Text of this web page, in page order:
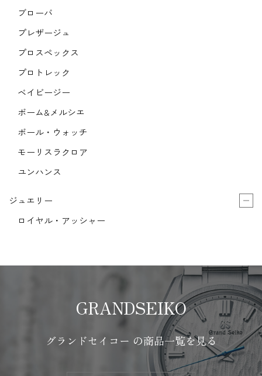
ブローバ
プレザージュ
プロスペックス
プロトレック
ベイビージー
ボーム&メルシエ
ボール・ウォッチ
モーリスラクロア
ユンハンス
ジュエリー
ロイヤル・アッシャー
GRANDSEIKO
グランドセイコー の商品一覧を見る